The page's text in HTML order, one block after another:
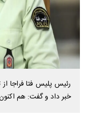
رئیس پلیس فتا فراجا
خبر داد و گفت: هم اکنون ۲۴ هزار همیار پلیس فتا فعال